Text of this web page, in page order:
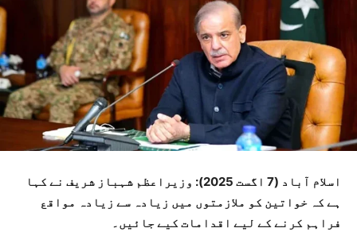
اسلام آباد (7 اگست 2025): وزیراعظم شہباز شریف نے کہا
ہے کہ خواتین کو ملازمتوں میں زیادہ سے زیادہ مواقع
فراہم کرنے کے لیے اقدامات کیے جائیں۔